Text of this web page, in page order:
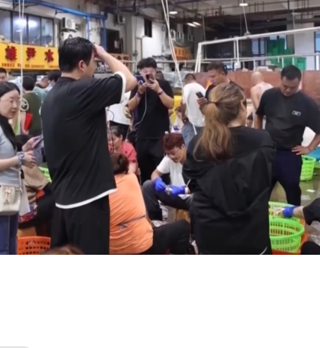
会 CBA NBA 中超 国足 国际足球 网球 综合体育 亚冬会
江湖 文化体育 冰雪道路 足球道路
央博 非遗 旅游 科普 健康 乐龄 阅读 艺术 汽车
超级工厂 智敬中国 全民健康 颜选攻略 海洋 时尚 天气
热播榜